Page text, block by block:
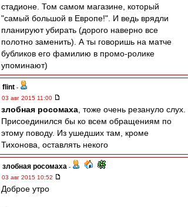
стадионе. Том самом магазине, который
"самый большой в Европе!". И ведь врядли
планируют убирать (дорого наверно все
полотно заменить). А ты говоришь на матче
бубликов его фамилию в промо-ролике
упоминают)
flint -
03 авг 2015 11:00
злобная росомаха , тоже очень резануло слух.
Присоединился бы ко всем обращениям по
этому поводу. Из ушедших там, кроме
Тихонова, оставлять некого
злобная росомаха -
03 авг 2015 10:52
Доброе утро